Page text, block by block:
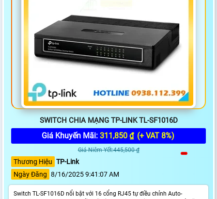
SWITCH CHIA MẠNG TP-LINK TL-SF1016D
Giá Khuyến Mãi: 311,850 ₫ (+ VAT 8%)
Giá Niêm Yết:445,500 ₫
Thương Hiệu TP-Link
Ngày Đăng 8/16/2025 9:41:07 AM
Switch TL-SF1016D nổi bật với 16 cổng RJ45 tự điều chỉnh Auto-